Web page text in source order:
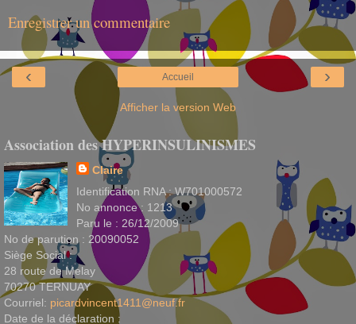
Enregistrer un commentaire
‹ ›
Accueil
Afficher la version Web
Association des HYPERINSULINISMES
Claire
Identification RNA : W701000572
No annonce : 1213
Paru le : 26/12/2009
No de parution : 20090052
Siège Social :
28 route de Melay
70270 TERNUAY
Courriel: picardvincent1411@neuf.fr
Date de la déclaration :